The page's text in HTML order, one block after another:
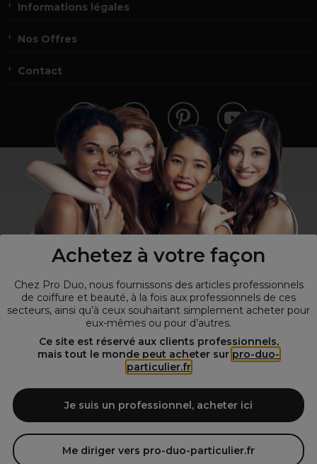
Achetez à votre façon
Chez Pro Duo, nous fournissons des articles professionnels
de coiffure et beauté, à la fois aux professionnels de ces
secteurs, ainsi qu’à ceux souhaitant simplement acheter pour
eux-mêmes ou pour d’autres.
Ce site est réservé aux clients professionnels,
mais tout le monde peut acheter sur pro-duo-
particulier.fr
Je suis un professionnel, acheter ici
Me diriger vers pro-duo-particulier.fr
Informations légales
Nos Offres
Contact
Vous n’êtes pas un professionnel ?
Visitez notre site pour les particuliers!
Spécialiste de la coiffure et de la beauté, nous vous proposons une
large sélection de produits professionnels pour la coiffure et
Duo le fournisseur incontournable des salons de coiffure et instituts
de beauté! Notre gamme de produits s’adresse également à tous ceux
qui sont à la recherche de produits et d'accessoires de coiffure et de
matériel esthétique de qualité.